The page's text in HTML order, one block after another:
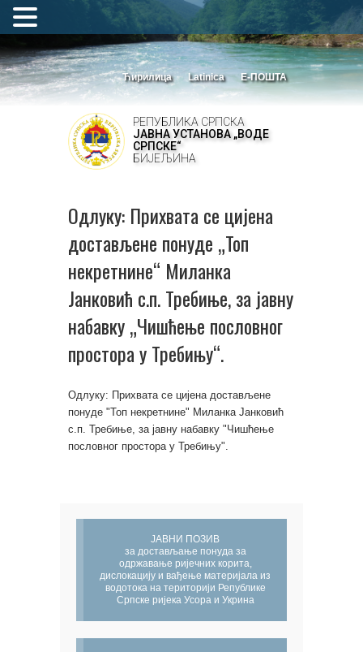
Ћирилица Latinica Е-ПОШТА
РЕПУБЛИКА СРПСКА
ЈАВНА УСТАНОВА „ВОДЕ
СРПСКЕ“
БИЈЕЉИНА
Одлуку: Прихвата се цијена
достављене понуде „Топ
некретнине“ Миланка
Јанковић с.п. Требиње, за јавну
набавку „Чишћење пословног
простора у Требињу“.
Одлуку: Прихвата се цијена достављене
понуде "Топ некретнине" Миланка Јанковић
с.п. Требиње, за јавну набавку "Чишћење
пословног простора у Требињу".
ЈАВНИ ПОЗИВ
за достављање понуда за
одржавање ријечних корита,
дислокацију и вађење материјала из
водотока на територији Републике
Српске ријека Усора и Укрина